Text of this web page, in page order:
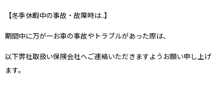
【冬季休暇中の事故・故障時は..】
期間中に万が一お車の事故やトラブルがあった際は、
以下弊社取扱い保険会社へご連絡いただきますようお願い申し上げ
ます。